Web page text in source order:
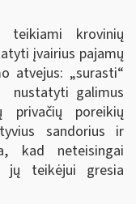
teikiami krovinių
įvairius pajamų
atvejus: „surasti“
nustatyti galimus
privačių poreikių
sandorius ir
kad neteisingai
jų teikėjui gresia